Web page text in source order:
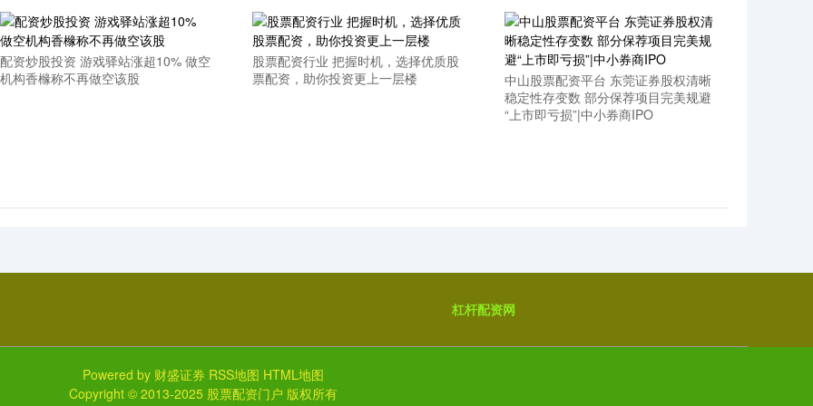
配资炒股投资 游戏驿站涨超10% 做空
机构香橼称不再做空该股
股票配资行业 把握时机，选择优质股
票配资，助你投资更上一层楼
中山股票配资平台 东莞证券股权清晰
稳定性存变数 部分保荐项目完美规避
“上市即亏损”|中小券商IPO
杠杆配资网
Powered by 财盛证券 RSS地图 HTML地图
Copyright © 2013-2025 股票配资门户 版权所有